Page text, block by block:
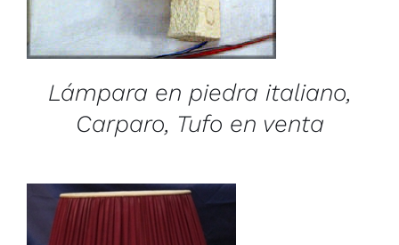
Lámpara en piedra italiano,
Carparo, Tufo en venta